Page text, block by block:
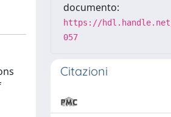
documento:
https://hdl.handle.net/
057
Citazioni